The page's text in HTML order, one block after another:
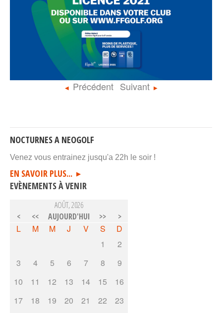
Précédent Suivant
NOCTURNES A NEOGOLF
Venez vous entrainez jusqu'a 22h le soir !
EN SAVOIR PLUS...
EVÈNEMENTS À VENIR
AOÛT, 2026
<
<< AUJOURD'HUI >> >
L M M J V S
D
1
2
3
4 5 6 7 8
9
10
11 12 13 14 15
16
17
18 19 20 21 22
23